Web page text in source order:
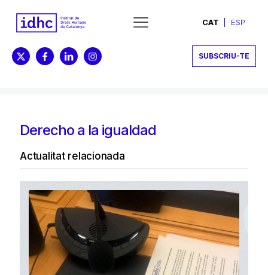
CAT ESP
SUBSCRIU-TE
Derecho a la igualdad
Actualitat relacionada